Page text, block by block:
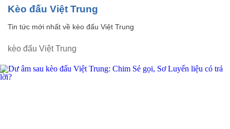
kèo đấu Việt Trung
Tin tức mới nhất về kèo đấu Việt Trung
kèo đấu Việt Trung